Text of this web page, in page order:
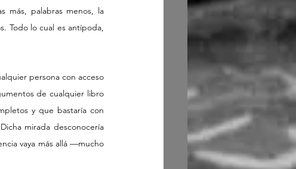
más, palabras menos, la
Todo lo cual es antípoda,
persona con acceso
de cualquier libro
y que bastaría con
mirada desconocería
vaya más allá —mucho